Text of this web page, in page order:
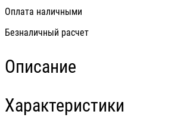
Оплата наличными
Безналичный расчет
Описание
Характеристики